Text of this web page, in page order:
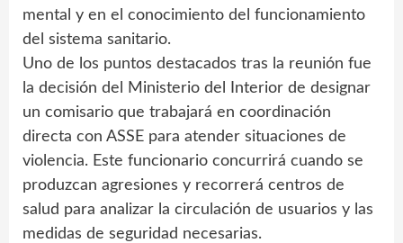
mental y en el conocimiento del funcionamiento
del sistema sanitario.
Uno de los puntos destacados tras la reunión fue
la decisión del Ministerio del Interior de designar
un comisario que trabajará en coordinación
directa con ASSE para atender situaciones de
violencia. Este funcionario concurrirá cuando se
produzcan agresiones y recorrerá centros de
salud para analizar la circulación de usuarios y las
medidas de seguridad necesarias.